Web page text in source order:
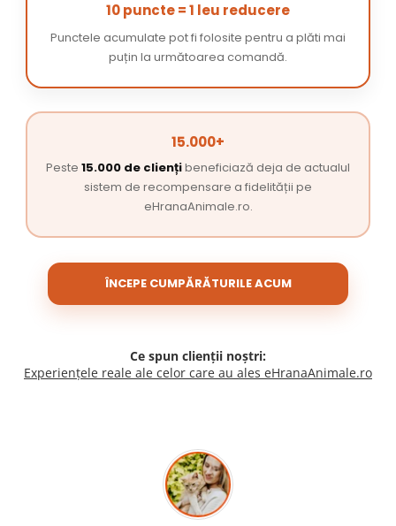
10 puncte = 1 leu reducere
Punctele acumulate pot fi folosite pentru a plăti mai
puțin la următoarea comandă.
15.000+
Peste 15.000 de cliențibeneficiază deja de actualul
sistem de recompensare a fidelității pe
eHranaAnimale.ro.
ÎNCEPE CUMPĂRĂTURILE ACUM
Ce spun clienții noștri:
Experiențele reale ale celor care au ales eHranaAnimale.ro